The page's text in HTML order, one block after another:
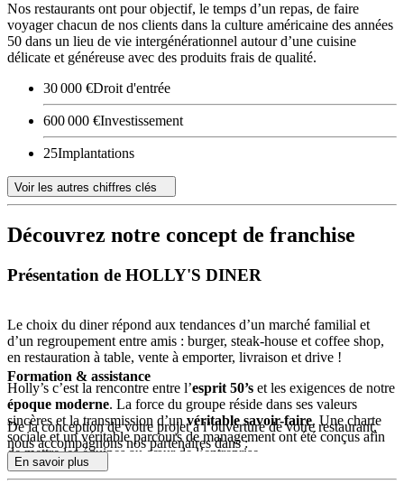
Nos restaurants ont pour objectif, le temps d’un repas, de faire
voyager chacun de nos clients dans la culture américaine des années
50 dans un lieu de vie intergénérationnel autour d’une cuisine
délicate et généreuse avec des produits frais de qualité.
30 000 €Droit d'entrée
600 000 €Investissement
25Implantations
Voir les autres chiffres clés
Découvrez notre concept de franchise
Présentation de HOLLY'S DINER
Le choix du diner répond aux tendances d’un marché familial et
d’un regroupement entre amis : burger, steak-house et coffee shop,
en restauration à table, vente à emporter, livraison et drive !
Holly’s c’est la rencontre entre l’esprit 50’s et les exigences de notre
époque moderne. La force du groupe réside dans ses valeurs
sincères et la transmission d’un véritable savoir-faire. Une charte
sociale et un véritable parcours de management ont été conçus afin
de mettre les équipes au cœur de l’entreprise.
Formation & assistance
De la conception de votre projet à l’ouverture de votre restaurant,
nous accompagnons nos partenaires dans :
La recherche de l’emplacement
En savoir plus